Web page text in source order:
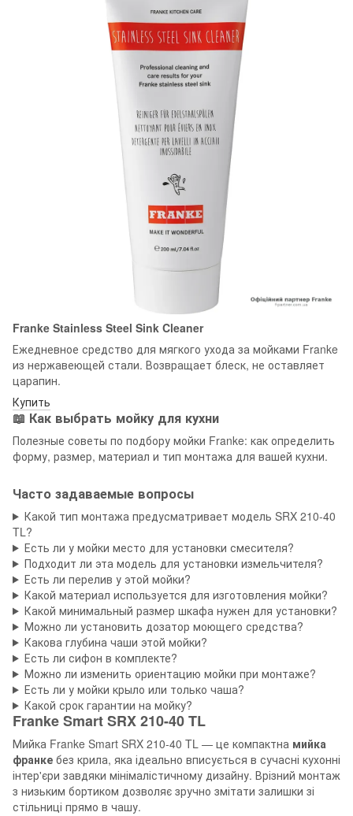
Franke Stainless Steel Sink Cleaner
Ежедневное средство для мягкого ухода за мойками Franke
из нержавеющей стали. Возвращает блеск, не оставляет
царапин.
Купить
📖 Как выбрать мойку для кухни
Полезные советы по подбору мойки Franke: как определить
форму, размер, материал и тип монтажа для вашей кухни.
Часто задаваемые вопросы
Какой тип монтажа предусматривает модель SRX 210-40
TL?
Есть ли у мойки место для установки смесителя?
Подходит ли эта модель для установки измельчителя?
Есть ли перелив у этой мойки?
Какой материал используется для изготовления мойки?
Какой минимальный размер шкафа нужен для установки?
Можно ли установить дозатор моющего средства?
Какова глубина чаши этой мойки?
Есть ли сифон в комплекте?
Можно ли изменить ориентацию мойки при монтаже?
Есть ли у мойки крыло или только чаша?
Какой срок гарантии на мойку?
FrankeSmart SRX 210-40 TL
Мийка Franke Smart SRX 210-40 TL — це компактна мийка
франке без крила, яка ідеально вписується в сучасні кухонні
інтер'єри завдяки мінімалістичному дизайну. Врізний монтаж
з низьким бортиком дозволяє зручно змітати залишки зі
стільниці прямо в чашу.